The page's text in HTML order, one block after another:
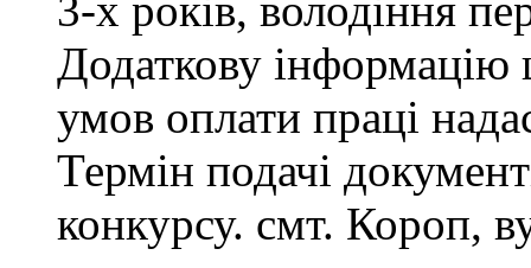
Додаткову інформацію
умов оплати праці
Термін подачі
конкурсу. смт. Короп,